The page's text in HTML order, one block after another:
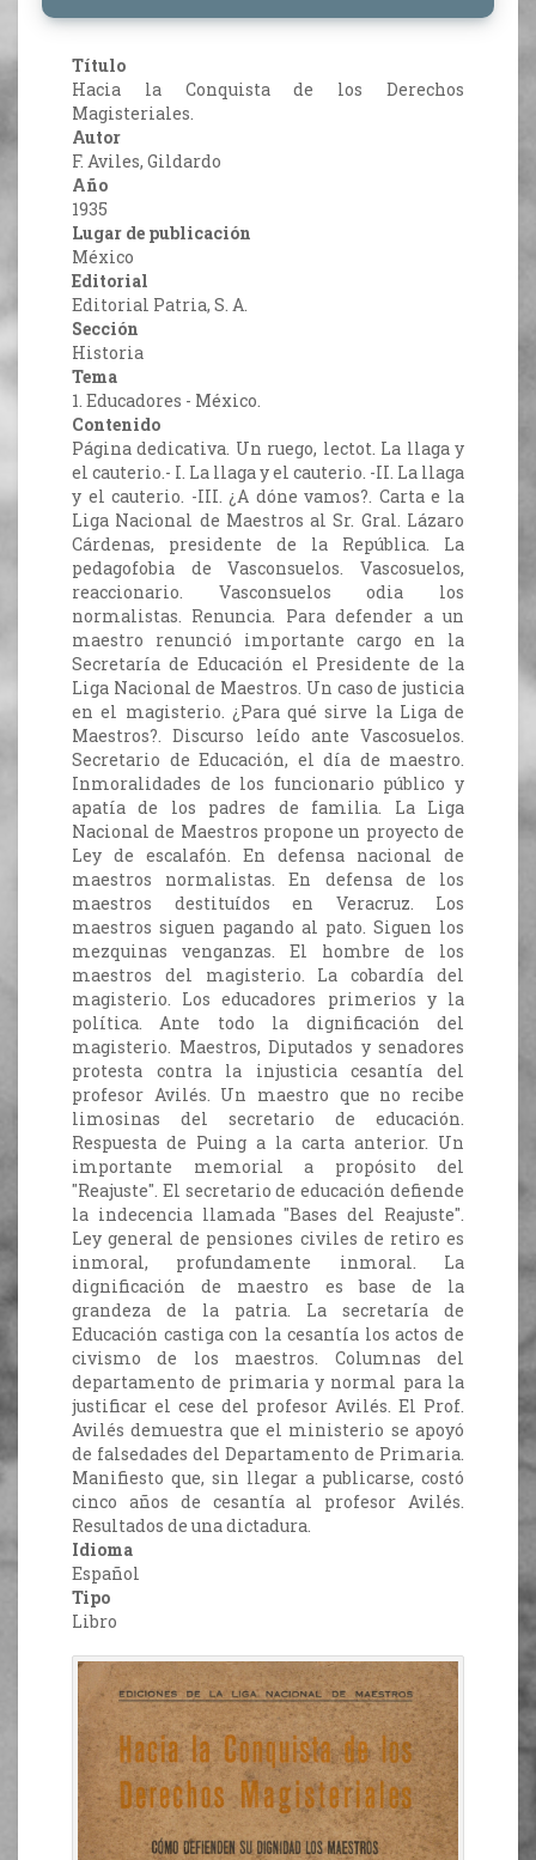
Título
Hacia la Conquista de los Derechos
Magisteriales.
Autor
F. Aviles, Gildardo
Año
1935
Lugar de publicación
México
Editorial
Editorial Patria, S. A.
Sección
Historia
Tema
1. Educadores - México.
Contenido
Página dedicativa. Un ruego, lectot. La llaga y
el cauterio.- I. La llaga y el cauterio. -II. La llaga
y el cauterio. -III. ¿A dóne vamos?. Carta e la
Liga Nacional de Maestros al Sr. Gral. Lázaro
Cárdenas, presidente de la República. La
pedagofobia de Vasconsuelos. Vascosuelos,
reaccionario. Vasconsuelos odia los
normalistas. Renuncia. Para defender a un
maestro renunció importante cargo en la
Secretaría de Educación el Presidente de la
Liga Nacional de Maestros. Un caso de justicia
en el magisterio. ¿Para qué sirve la Liga de
Maestros?. Discurso leído ante Vascosuelos.
Secretario de Educación, el día de maestro.
Inmoralidades de los funcionario público y
apatía de los padres de familia. La Liga
Nacional de Maestros propone un proyecto de
Ley de escalafón. En defensa nacional de
maestros normalistas. En defensa de los
maestros destituídos en Veracruz. Los
maestros siguen pagando al pato. Siguen los
mezquinas venganzas. El hombre de los
maestros del magisterio. La cobardía del
magisterio. Los educadores primerios y la
política. Ante todo la dignificación del
magisterio. Maestros, Diputados y senadores
protesta contra la injusticia cesantía del
profesor Avilés. Un maestro que no recibe
limosinas del secretario de educación.
Respuesta de Puing a la carta anterior. Un
importante memorial a propósito del
"Reajuste". El secretario de educación defiende
la indecencia llamada "Bases del Reajuste".
Ley general de pensiones civiles de retiro es
inmoral, profundamente inmoral. La
dignificación de maestro es base de la
grandeza de la patria. La secretaría de
Educación castiga con la cesantía los actos de
civismo de los maestros. Columnas del
departamento de primaria y normal para la
justificar el cese del profesor Avilés. El Prof.
Avilés demuestra que el ministerio se apoyó
de falsedades del Departamento de Primaria.
Manifiesto que, sin llegar a publicarse, costó
cinco años de cesantía al profesor Avilés.
Resultados de una dictadura.
Idioma
Español
Tipo
Libro